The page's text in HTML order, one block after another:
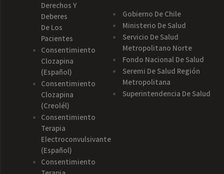
Derechos Y
Deberes
De Los
Pacientes
Consentimiento
Clozapina
(español)
Consentimiento
Clozapina
(creolél)
Consentimiento
Terapia
Electroconvulsivante
(español)
Consentimiento
Gobierno De Chile
Ministerio De Salud
Servicio De Salud
Metropolitano Norte
Fondo Nacional De Salud
Seremi De Salud Región
Metropolitana
Superintendencia De Salud